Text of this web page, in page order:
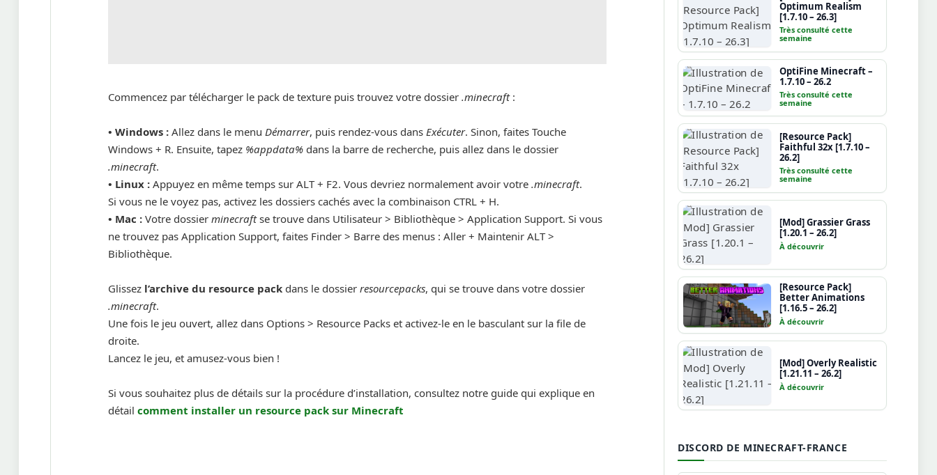
Commencez par télécharger le pack de texture puis trouvez votre dossier.minecraft:
• Windows : Allez dans le menu Démarrer, puis rendez-vous dans Exécuter. Sinon, faites Touche
Windows + R. Ensuite, tapez %appdata% dans la barre de recherche, puis allez dans le dossier
.minecraft.
• Linux : Appuyez en même temps sur ALT + F2. Vous devriez normalement avoir votre.minecraft.
Si vous ne le voyez pas, activez les dossiers cachés avec la combinaison CTRL + H.
• Mac : Votre dossierminecraftse trouve dans Utilisateur > Bibliothèque > Application Support. Si vous
ne trouvez pas Application Support, faites Finder > Barre des menus : Aller + Maintenir ALT >
Bibliothèque.
Glissez l’archive du resource pack dans le dossierresourcepacks, qui se trouve dans votre dossier
.minecraft.
Une fois le jeu ouvert, allez dans Options > Resource Packs et activez-le en le basculant sur la file de
droite.
Lancez le jeu, et amusez-vous bien !
Si vous souhaitez plus de détails sur la procédure d’installation, consultez notre guide qui explique en
détailcomment installer un resource pack sur Minecraft
Optimum Realism
[1.7.10 – 26.3]
Très consulté cette
semaine
OptiFine Minecraft –
1.7.10 – 26.2
Très consulté cette
semaine
[Resource Pack]
Faithful 32x [1.7.10 –
26.2]
Très consulté cette
semaine
[Mod] Grassier Grass
[1.20.1 – 26.2]
À découvrir
[Resource Pack]
Better Animations
[1.16.5 – 26.2]
À découvrir
[Mod] Overly Realistic
[1.21.11 – 26.2]
À découvrir
DISCORD DE MINECRAFT-FRANCE